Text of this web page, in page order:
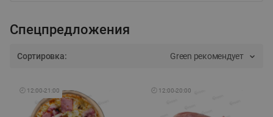
Спецпредложения
Сортировка: Green рекомендует
🕘 12:00-21:00 🕘 12:00-20:00